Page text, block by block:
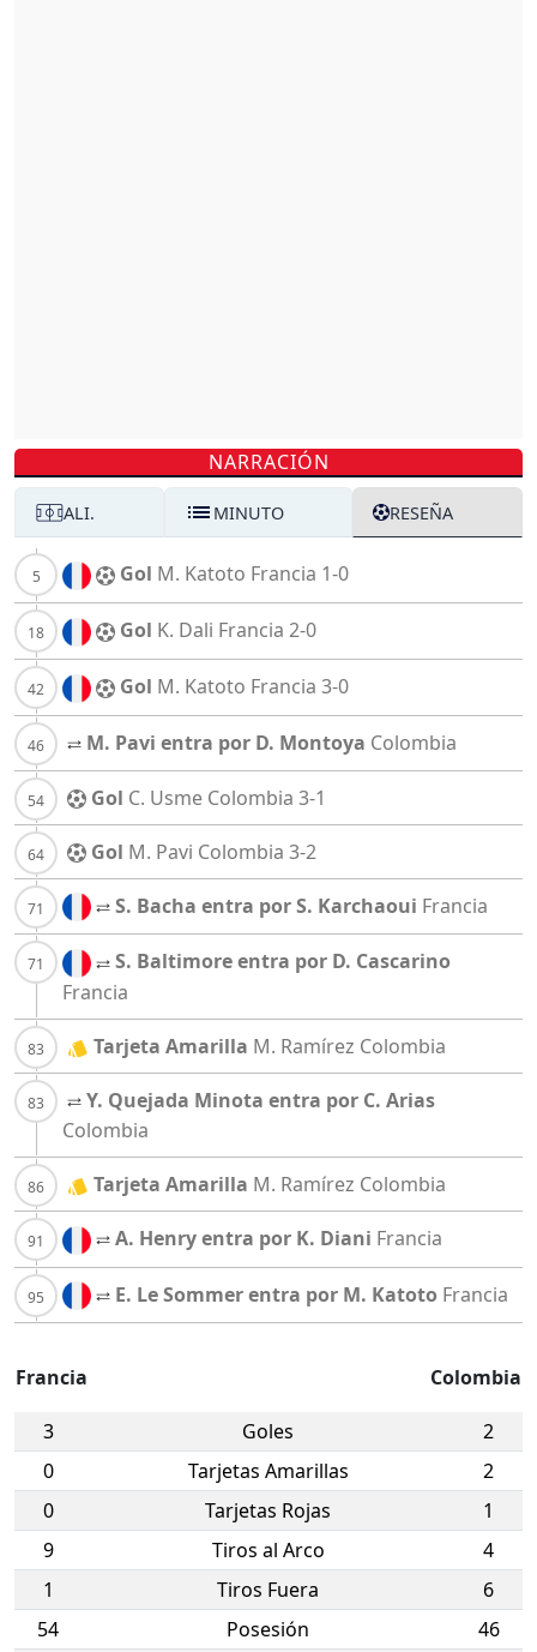
NARRACIÓN
ALI. MINUTO RESEÑA
Gol M. Katoto Francia 1-0
Gol K. Dali Francia 2-0
Gol M. Katoto Francia 3-0
M. Pavi entra por D. Montoya Colombia
Gol C. Usme Colombia 3-1
Gol M. Pavi Colombia 3-2
S. Bacha entra por S. Karchaoui Francia
S. Baltimore entra por D. Cascarino
Francia
Tarjeta Amarilla M. Ramírez Colombia
Y. Quejada Minota entra por C. Arias
Colombia
Tarjeta Amarilla M. Ramírez Colombia
A. Henry entra por K. Diani Francia
E. Le Sommer entra por M. Katoto Francia
Francia Colombia
3 Goles
2
0
Tarjetas Amarillas
2
0
Tarjetas Rojas
1
9
Tiros al Arco
4
1
Tiros Fuera
6
54
Posesión 46